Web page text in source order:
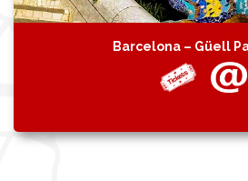
Barcelona – Güell